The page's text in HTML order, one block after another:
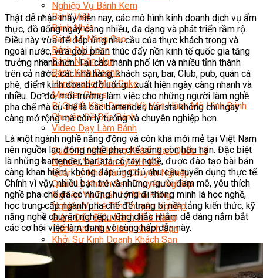
Nghiệp Vụ Bánh Kem
Bánh Việt
Bánh Nhật
Bánh Mì Nâng Cao
Bánh Đài Loan
Bánh Ngắn Hạn
Bánh Kinh Doanh
Handmade Mini Cake
Master Class
Bí Quyết Kinh Doanh Và Vận Hành Mô Hình Bánh
Chuyên Đề Bếp Bánh
Video Dạy Làm Bánh
Quản Trị NHKS
Quản Trị Nhà Hàng Khách Sạn Quốc Tế
Nghiệp Vụ Quản Lý NH-KS
Quản Lý Nhà Hàng Chuyên Nghiệp
Quản Lý Khách Sạn Chuyên Nghiệp
Nghiệp Vụ Quản Lý Nhà Hàng
Nghiệp Vụ Lễ Tân Chuyên Nghiệp
Giám Đốc Điều Hành Nhà Hàng
Tiếng Anh Nhà Hàng Khách Sạn
Khởi Sự Kinh Doanh Khách Sạn
Khởi Sự Kinh Doanh Nhà Hàng
Khởi Sự Kinh Doanh Khách Sạn Mini – Homestay –
Thật dễ nhận thấy hiện nay, các mô hình kinh doanh dịch vụ ẩm
thực, đồ uống ngày càng nhiều, đa dạng và phát triển rầm rộ.
Điều này vừa để đáp ứng nhu cầu của thực khách trong và
ngoài nước, vừa góp phần thúc đẩy nền kinh tế quốc gia tăng
trưởng nhanh hơn. Tại các thành phố lớn và nhiều tỉnh thành
trên cả nước, các nhà hàng, khách sạn, bar, Club, pub, quán cà
phê, điểm kinh doanh đồ uống… xuất hiện ngày càng nhanh và
nhiều. Do đó, môi trường làm việc cho những người làm nghề
pha chế mà cụ thể là các bartender, barista không chỉ ngày
càng mở rộng mà còn lý tưởng và chuyên nghiệp hơn.
Là một ngành nghề năng động và còn khá mới mẻ tại Việt Nam
nên nguồn lao động nghề pha chế cũng còn hữu hạn. Đặc biệt
là những bartender, barista có tay nghề, được đào tạo bài bản
càng khan hiếm, không đáp ứng đủ nhu cầu tuyển dụng thực tế.
Chính vì vậy, nhiều bạn trẻ và những người đam mê, yêu thích
nghề pha chế đã có những hướng đi thông minh là học nghề,
học trung cấp ngành pha chế để trang bị nền tảng kiến thức, kỹ
năng nghề chuyên nghiệp, vững chắc nhằm dễ dàng nắm bắt
các cơ hội việc làm đang vô cùng hấp dẫn này.